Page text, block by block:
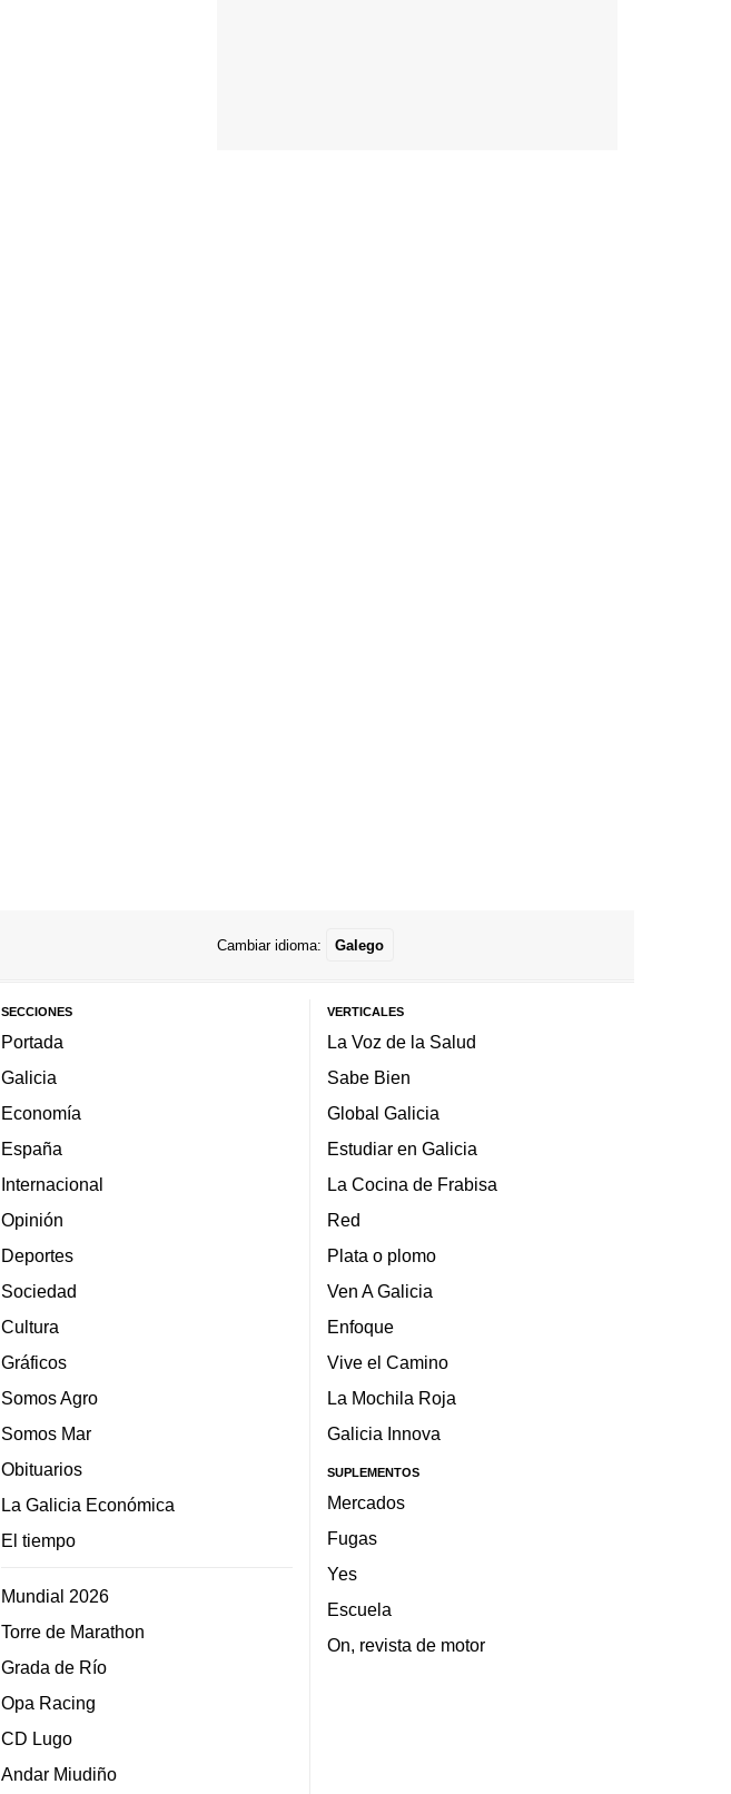
Cambiar idioma: Galego
SECCIONES
Portada
Galicia
Economía
España
Internacional
Opinión
Deportes
Sociedad
Cultura
Gráficos
Somos Agro
Somos Mar
Obituarios
La Galicia Económica
El tiempo
Mundial 2026
Torre de Marathon
Grada de Río
Opa Racing
CD Lugo
Andar Miudiño
VERTICALES
La Voz de la Salud
Sabe Bien
Global Galicia
Estudiar en Galicia
La Cocina de Frabisa
Red
Plata o plomo
Ven A Galicia
Enfoque
Vive el Camino
La Mochila Roja
Galicia Innova
SUPLEMENTOS
Mercados
Fugas
Yes
Escuela
On, revista de motor